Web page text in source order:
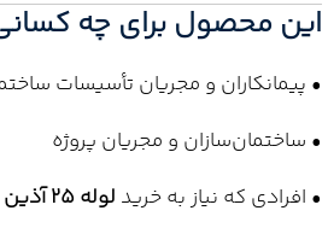
این محصول برای چه
• پیمانکاران و مجریان تأسیسات
• ساختمان‌سازان و مجریان پروژه
• افرادی که نیاز به خرید لوله 25 آذین شاخه 4 متری